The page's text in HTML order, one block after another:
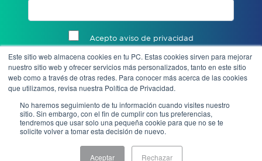
Este sitio web almacena cookies en tu PC. Estas cookies sirven para mejorar
nuestro sitio web y ofrecer servicios más personalizados, tanto en este sitio
web como a través de otras redes. Para conocer más acerca de las cookies
que utilizamos, revisa nuestra Política de Privacidad.
No haremos seguimiento de tu información cuando visites nuestro
sitio. Sin embargo, con el fin de cumplir con tus preferencias,
tendremos que usar solo una pequeña cookie para que no se te
solicite volver a tomar esta decisión de nuevo.
Aceptar Rechazar
Acepto aviso de privacidad
Enviar